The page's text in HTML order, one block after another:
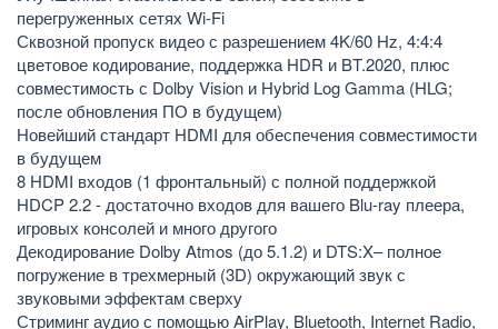
перегруженных сетях Wi-Fi
Сквозной пропуск видео с разрешением 4K/60 Hz, 4:4:4
цветовое кодирование, поддержка HDR и BT.2020, плюс
совместимость с Dolby Vision и Hybrid Log Gamma (HLG;
после обновления ПО в будущем)
Новейший стандарт HDMI для обеспечения совместимости
в будущем
8 HDMI входов (1 фронтальный) с полной поддержкой
HDCP 2.2 - достаточно входов для вашего Blu-ray плеера,
игровых консолей и много другого
Декодирование Dolby Atmos (до 5.1.2) и DTS:X– полное
погружение в трехмерный (3D) окружающий звук с
звуковыми эффектам сверху
Стриминг аудио с помощью AirPlay, Bluetooth, Internet Radio,